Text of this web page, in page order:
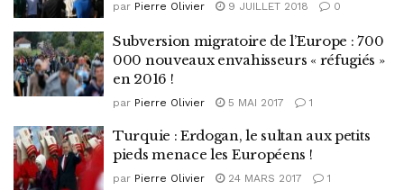
par Pierre Olivier 9 JUILLET 2018 0
Subversion migratoire de l’Europe : 700
000 nouveaux envahisseurs « réfugiés »
en 2016 !
par Pierre Olivier 5 MAI 2017 1
Turquie : Erdogan, le sultan aux petits
pieds menace les Européens !
par Pierre Olivier 24 MARS 2017 1